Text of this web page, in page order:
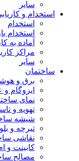
سایر
استخدام و
استخدام
استخدام
آماده به کار
مراکز
سایر
ساختمان
برق و
ایزوگام
نمای
تهویه و
شیشه
تیرچه و
نقاشی
کابینت و
مصالح